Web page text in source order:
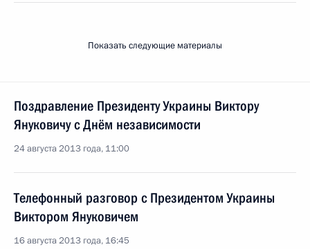
Показать следующие материалы
Поздравление Президенту Украины Виктору
Януковичу с Днём независимости
24 августа 2013 года, 11:00
Телефонный разговор с Президентом Украины
Виктором Януковичем
16 августа 2013 года, 16:45